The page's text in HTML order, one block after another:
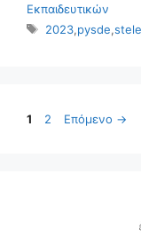
Εκπαιδευτικών
Ετικέτες
2023,pysde,
Σελίδα
1 Σελίδα
2 Επόμενο →